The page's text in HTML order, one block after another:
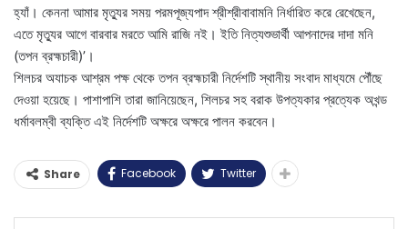
হ্যাঁ। কেননা আমার মৃত্যুর সময় পরমপূজ্যপাদ শ্রীশ্রীবাবামনি নির্ধারিত করে রেখেছেন,
এতে মৃত্যুর আগে বারবার মরতে আমি রাজি নই। ইতি নিত্যশুভার্থী আপনাদের দাদা মনি
(তপন ব্রহ্মচারী)’।
শিলচর অযাচক আশ্রম পক্ষ থেকে তপন ব্রহ্মচারী নির্দেশটি স্থানীয় সংবাদ মাধ্যমে পৌঁছে
দেওয়া হয়েছে। পাশাপাশি তারা জানিয়েছেন, শিলচর সহ বরাক উপত্যকার প্রত্যেক অখন্ড
ধর্মাবলম্বী ব্যক্তি এই নির্দেশটি অক্ষরে অক্ষরে পালন করবেন।
Share Facebook Twitter